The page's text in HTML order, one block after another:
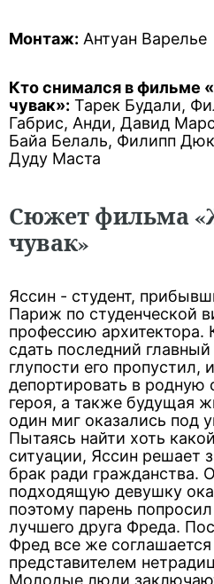
Монтаж: Антуан Варелье
Кто снимался в фильме
чувак»: Тарек Будали,
Габрис, Анди, Давид
Байа Белаль, Филипп
Дуду Маста
Сюжет фильма
чувак»
Яссин - студент,
Париж по студенческой
профессию архитектора.
сдать последний
глупости его пропустил,
депортировать в родную
героя, а также будущая
один миг оказались под
Пытаясь найти хоть
ситуации, Яссин решает
брак ради гражданства.
подходящую девушку
поэтому парень
лучшего друга Фреда.
Фред все же соглашается
представителем
Молодые люди